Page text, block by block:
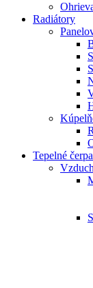
Radiátory
Tepelné